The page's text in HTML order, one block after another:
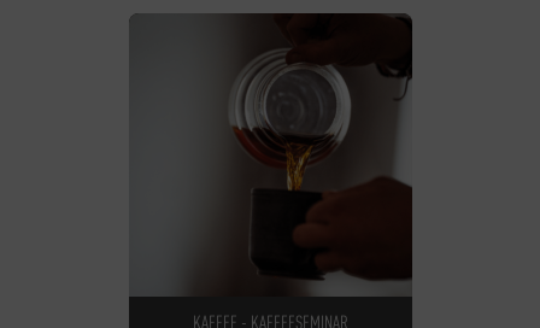
KAFFEE - KAFFEESEMINAR